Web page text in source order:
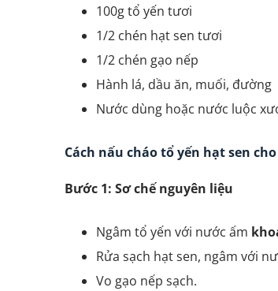
100g tổ yến tươi
1/2 chén hạt sen tươi
1/2 chén gạo nếp
Hành lá, dầu ăn, muối, đường
Nước dùng hoặc nước luộc
Cách nấu cháo tổ yến hạt sen cho
Bước 1: Sơ chế nguyên liệu
Ngâm tổ yến với nước ấm
Rửa sạch hạt sen, ngâm với
Vo gạo nếp sạch.